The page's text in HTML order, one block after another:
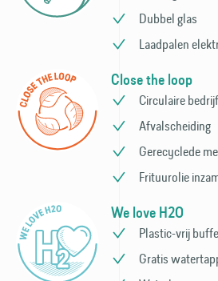
Dubbel glas
Laadpalen
Close the loop
Circulaire
Afvalscheiding
Gerecyclede
Frituurolie
We love H2O
Plastic-vrij
Gratis